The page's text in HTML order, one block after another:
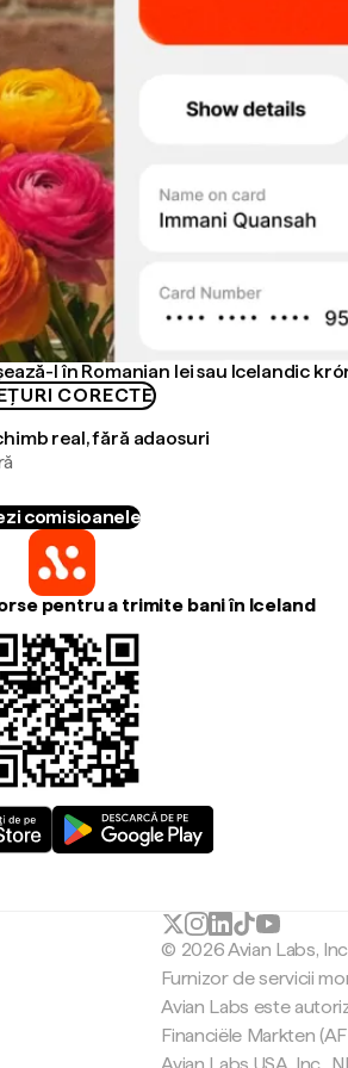
l în Romanian lei sau Icelandic
CORECTE
real, fără adaosuri
comisioanele
pentru a trimite bani în Iceland
© 2026 Avian Labs, Inc
Furnizor de servicii
Avian Labs este
Financiële Markten